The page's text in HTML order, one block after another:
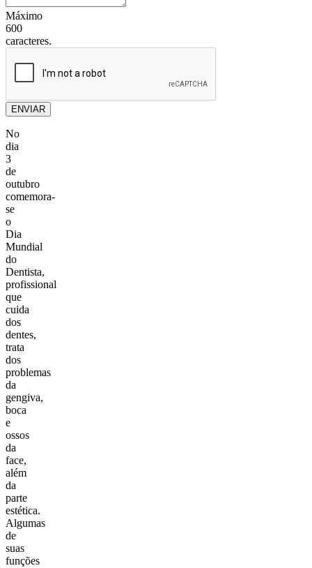
Máximo
600
caracteres.
ENVIAR
No
dia
3
de
outubro
comemora-
se
o
Dia
Mundial
do
Dentista,
profissional
que
cuida
dos
dentes,
trata
dos
problemas
da
gengiva,
boca
e
ossos
da
face,
além
da
parte
estética.
Algumas
de
suas
funções